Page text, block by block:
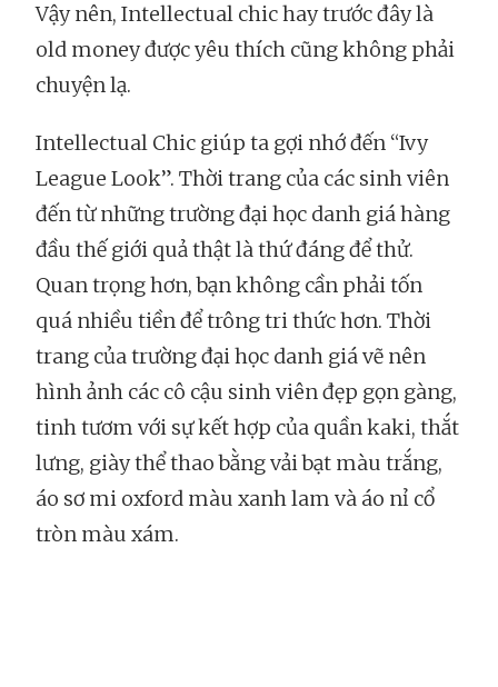
Vậy nên, Intellectual chic hay trước đây là
old money được yêu thích cũng không phải
chuyện lạ.
Intellectual Chic giúp ta gợi nhớ đến “Ivy
League Look”. Thời trang của các sinh viên
đến từ những trường đại học danh giá hàng
đầu thế giới quả thật là thứ đáng để thử.
Quan trọng hơn, bạn không cần phải tốn
quá nhiều tiền để trông tri thức hơn. Thời
trang của trường đại học danh giá vẽ nên
hình ảnh các cô cậu sinh viên đẹp gọn gàng,
tinh tươm với sự kết hợp của quần kaki, thắt
lưng, giày thể thao bằng vải bạt màu trắng,
áo sơ mi oxford màu xanh lam và áo nỉ cổ
tròn màu xám.